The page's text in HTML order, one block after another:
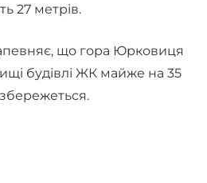
27 метрів.
що гора Юрковиця
будівлі ЖК майже на 35